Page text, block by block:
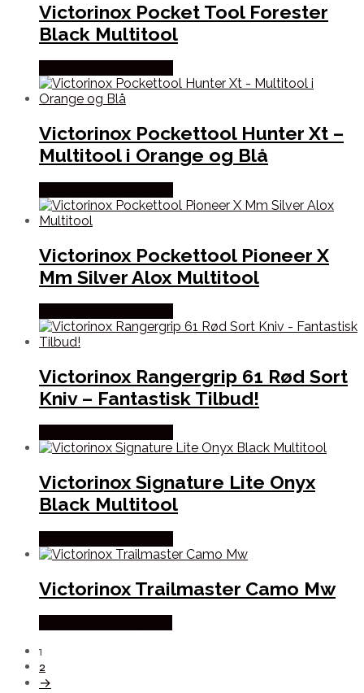
Victorinox Pocket Tool Forester
Black Multitool
Victorinox Pockettool Hunter Xt –
Multitool i Orange og Blå
Victorinox Pockettool Pioneer X
Mm Silver Alox Multitool
Victorinox Rangergrip 61 Rød Sort
Kniv – Fantastisk Tilbud!
Victorinox Signature Lite Onyx
Black Multitool
Victorinox Trailmaster Camo Mw
1
2
→